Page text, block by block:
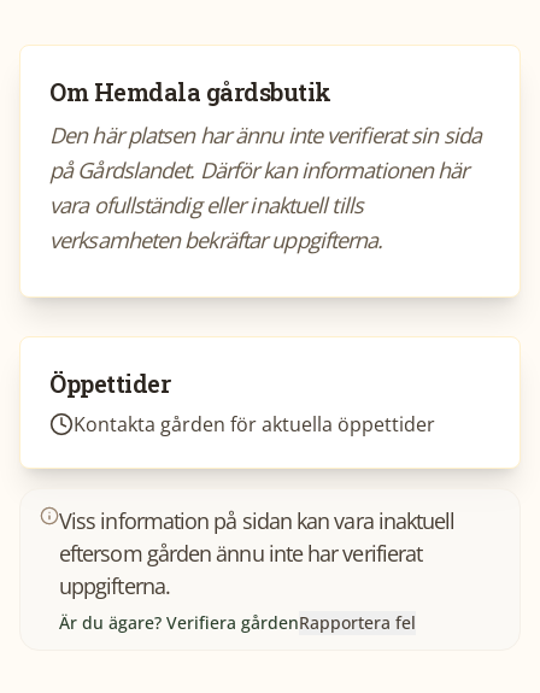
OmHemdala gårdsbutik
Den här platsen har ännu inte verifierat sin sida
på Gårdslandet. Därför kan informationen här
vara ofullständig eller inaktuell tills
verksamheten bekräftar uppgifterna.
Öppettider
Kontakta gården för aktuella öppettider
Viss information på sidan kan vara inaktuell
eftersom gården ännu inte har verifierat
uppgifterna.
Är du ägare? Verifiera gårdenRapportera fel